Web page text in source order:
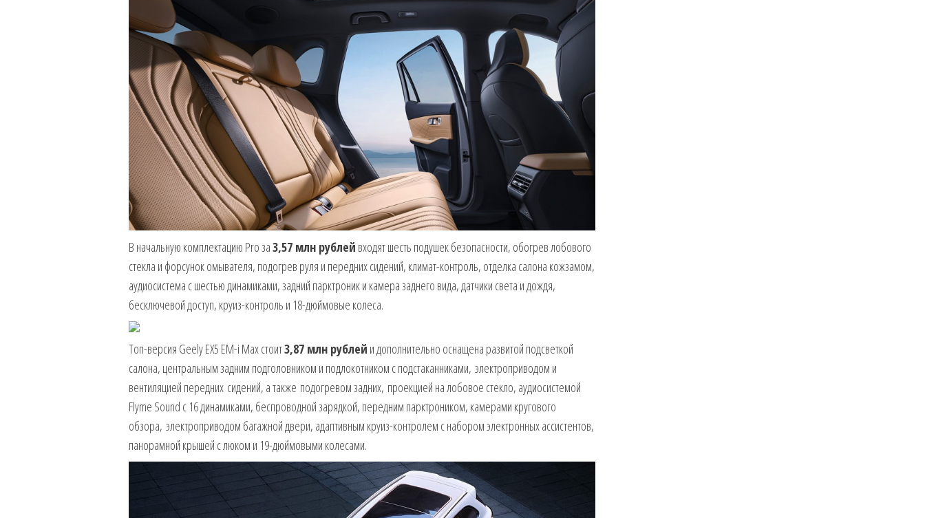
В начальную комплектацию Pro за3,57 млн рублей входят шесть подушек безопасности, обогрев лобового
стекла и форсунок омывателя, подогрев руля и передних сидений, климат-контроль, отделка салона кожзамом,
аудиосистема с шестью динамиками, задний парктроник и камера заднего вида, датчики света и дождя,
бесключевой доступ, круиз-контроль и 18-дюймовые колеса.
Топ-версия Geely EX5 EM-i Max стоит3,87 млн рублей и дополнительно оснащена развитой подсветкой
салона, центральным задним подголовником и подлокотником с подстаканниками, электроприводом и
вентиляцией передних сидений, а также подогревом задних, проекцией на лобовое стекло, аудиосистемой
Flyme Sound с 16 динамиками, беспроводной зарядкой, передним парктроником, камерами кругового
обзора, электроприводом багажной двери, адаптивным круиз-контролем с набором электронных ассистентов,
панорамной крышей с люком и 19-дюймовыми колесами.